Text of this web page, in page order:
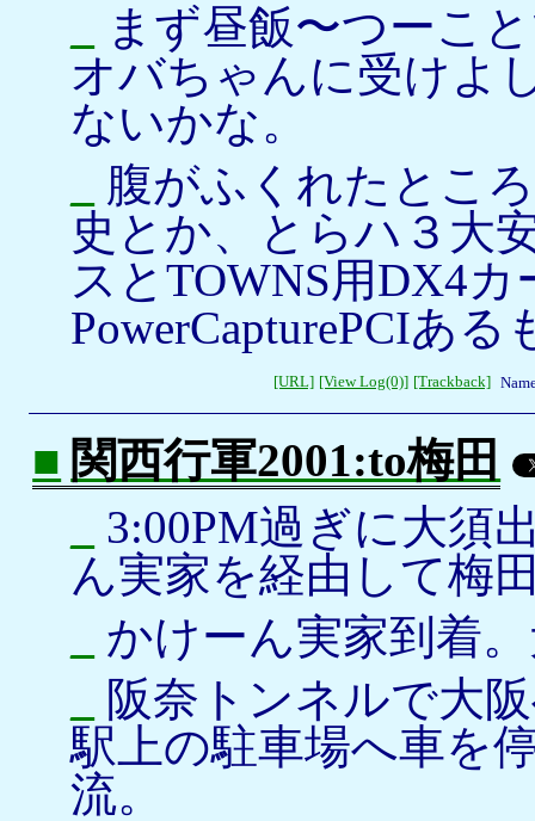
まず昼飯〜つーこ
オバちゃんに受けよ
ないかな。
腹がふくれたとこ
史とか、とらハ３大
スとTOWNS用DX4
PowerCapturePCIあ
[URL] [View Log(0)] [Trackback]
■ 関西行軍2001:to梅田
3:00PM過ぎに大須
ん実家を経由して梅
かけーん実家到着
阪奈トンネルで大
駅上の駐車場へ車を
流。